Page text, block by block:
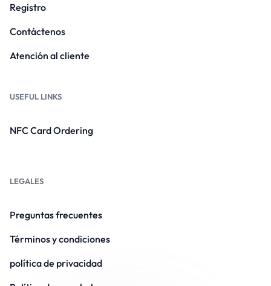
Registro
Contáctenos
Atención al cliente
USEFUL LINKS
NFC Card Ordering
LEGALES
Preguntas frecuentes
Términos y condiciones
política de privacidad